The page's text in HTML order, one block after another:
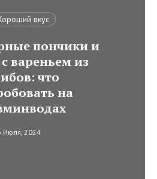
вкус
пончики и
вареньем из
что
на
Июля, 2024